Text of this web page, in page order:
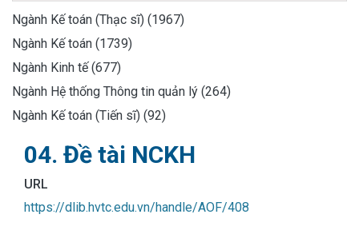
Ngành Kế toán (Thạc sĩ) (1967)
Ngành Kế toán (1739)
Ngành Kinh tế (677)
Ngành Hệ thống Thông tin quản lý (264)
Ngành Kế toán (Tiến sĩ) (92)
04. Đề tài NCKH
URL
https://dlib.hvtc.edu.vn/handle/AOF/408